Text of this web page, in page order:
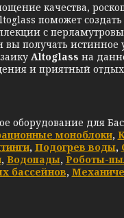
качества,
поможет
с
получать истинное
Altoglass на
и приятный
оборудование для
моноблоки,
, Подогрев воды,
, Водопады, Роботы-
бассейнов,